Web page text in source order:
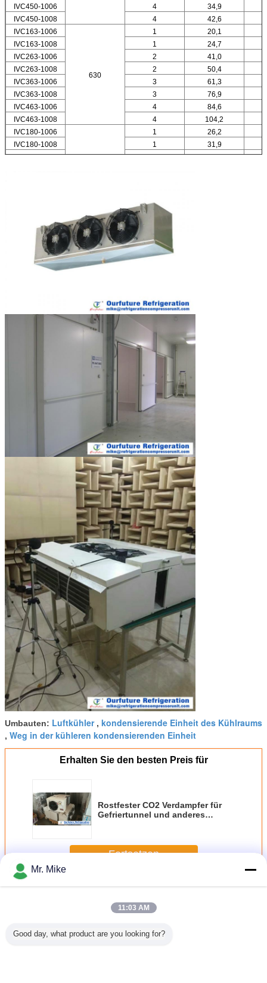
IVC450-1006
4 34,9
IVC450-1008
4 42,6
IVC163-1006
630
1 20,1
IVC163-1008
1 24,7
IVC263-1006
2 41,0
IVC263-1008
2 50,4
IVC363-1006
3 61,3
IVC363-1008
3 76,9
IVC463-1006
4 84,6
IVC463-1008
4 104,2
IVC180-1006
1 26,2
IVC180-1008
1 31,9
IVC280-1006
2 52,9
Umbauten: Luftkühler, kondensierende Einheit des Kühlraums
, Weg in der kühleren kondensierenden Einheit
Erhalten Sie den besten Preis für
Rostfester CO2 Verdampfer für
Gefriertunnel und anderes
Fortsetzen
MehrLuftkühler-Verdampfer
Mr. Mike
11:03 AM
Good day, what product are you looking for?